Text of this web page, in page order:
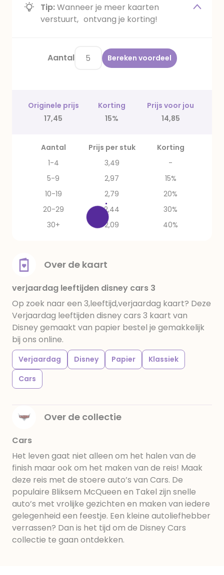
Tip:Wanneer je meer kaarten
verstuurt, ontvang je korting!
Aantal Bereken voordeel
Originele prijs Korting
Prijs voor jou
17,45
15% 14,85
Aantal Prijs per stuk
Korting
1-4
3,49
-
5-9
2,97
15%
10-19
2,79
20%
20-29
2,44
30%
30+
2,09 40%
Over de kaart
verjaardag leeftijden disney cars 3
Op zoek naar een 3,leeftijd,verjaardag kaart? Deze
Verjaardag leeftijden disney cars 3 kaart van
Disney gemaakt van papier bestel je gemakkelijk
bij ons online.
Verjaardag Disney Papier
Klassiek
Cars
Over de collectie
Cars
Het leven gaat niet alleen om het halen van de
finish maar ook om het maken van de reis! Maak
deze reis met de stoere auto’s van Cars. De
populaire Bliksem McQueen en Takel zijn snelle
auto’s met vrolijke gezichten en maken van iedere
gelegenheid een feestje. Een kleine autoliefhebber
verrassen? Dan is het tijd om de Disney Cars
collectie te gaan ontdekken.